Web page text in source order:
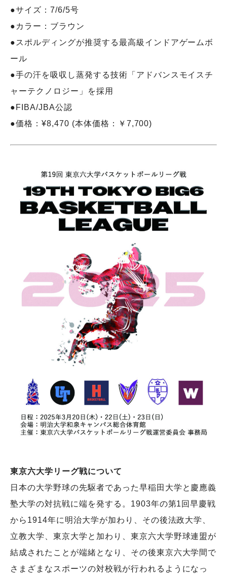
●サイズ：7/6/5号
●カラー：ブラウン
●スポルディングが推奨する最高級インドアゲームボ
ール
●手の汗を吸収し蒸発する技術「アドバンスモイスチ
ャーテクノロジー」を採用
●FIBA/JBA公認
●価格：¥8,470 (本体価格：￥7,700)
東京六大学リーグ戦について
日本の大学野球の先駆者であった早稲田大学と慶應義
塾大学の対抗戦に端を発する。1903年の第1回早慶戦
から1914年に明治大学が加わり、その後法政大学、
立教大学、東京大学と加わり、東京六大学野球連盟が
結成されたことが端緒となり、その後東京六大学間で
さまざまなスポーツの対校戦が行われるようになっ